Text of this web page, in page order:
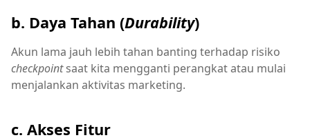
b. Daya Tahan (Durability)
Akun lama jauh lebih tahan banting terhadap risiko
checkpointsaat kita mengganti perangkat atau mulai
menjalankan aktivitas marketing.
c. Akses Fitur